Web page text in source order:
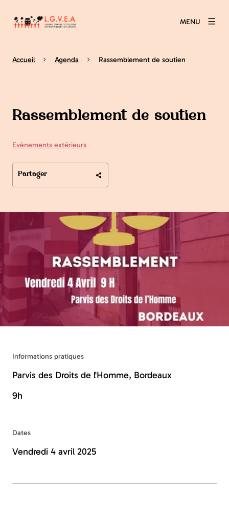
MENU
Accueil Agenda Rassemblement de soutien
Rassemblement de soutien
Evènements extérieurs
Partager
Informations pratiques
Parvis des Droits de l'Homme, Bordeaux
9h
Dates
Vendredi 4 avril 2025